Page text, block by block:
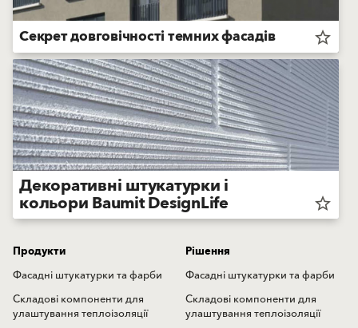
Секрет довговічності темних фасадів star_border
Декоративні штукатурки і
кольори Baumit DesignLife star_border
Продукти
Фасадні штукатурки та фарби
Складові компоненти для
улаштування теплоізоляції
Рішення
Фасадні штукатурки та фарби
Складові компоненти для
улаштування теплоізоляції